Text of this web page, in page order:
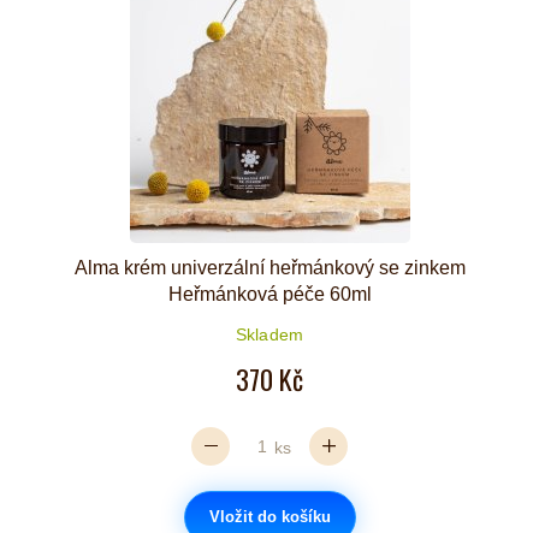
Alma krém univerzální heřmánkový se zinkem
Heřmánková péče 60ml
Skladem
370 Kč
ks
Vložit do košíku